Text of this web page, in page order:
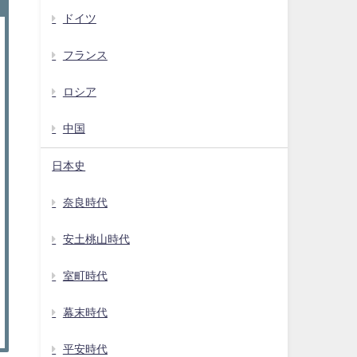
ドイツ
フランス
ロシア
中国
日本史
奈良時代
安土桃山時代
室町時代
幕末時代
平安時代